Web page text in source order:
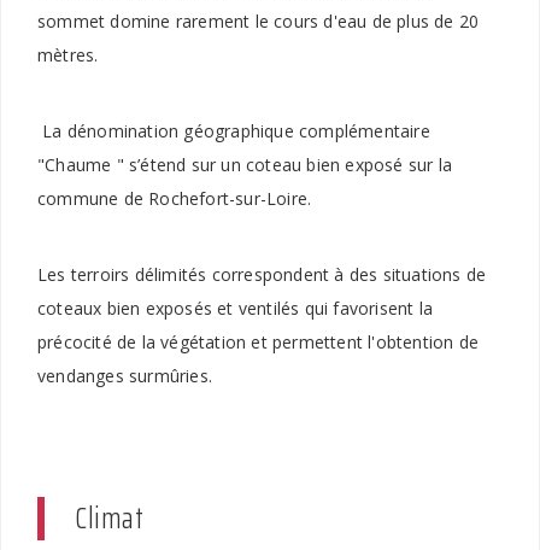
sommet domine rarement le cours d'eau de plus de 20
mètres.
La dénomination géographique complémentaire
"Chaume " s’étend sur un coteau bien exposé sur la
commune de Rochefort-sur-Loire.
Les terroirs délimités correspondent à des situations de
coteaux bien exposés et ventilés qui favorisent la
précocité de la végétation et permettent l'obtention de
vendanges surmûries.
Climat